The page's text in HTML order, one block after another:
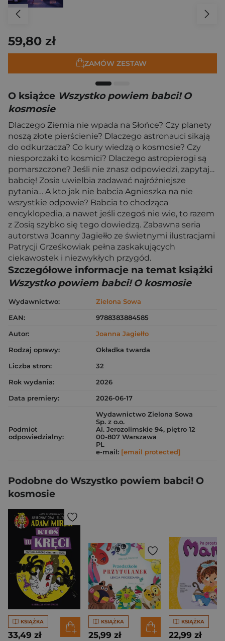
59,80 zł
ZAMÓW ZESTAW
O książce Wszystko powiem babci! O
kosmosie
Dlaczego Ziemia nie wpada na Słońce? Czy planety
noszą złote pierścienie? Dlaczego astronauci sikają
do odkurzacza? Co kury wiedzą o kosmosie? Czy
niesporczaki to kosmici? Dlaczego astropierogi są
pomarszczone? Jeśli nie znasz odpowiedzi, zapytaj…
babcię! Zosia uwielbia zadawać najróżniejsze
pytania… A kto jak nie babcia Agnieszka na nie
wszystkie odpowie? Babcia to chodząca
encyklopedia, a nawet jeśli czegoś nie wie, to razem
z Zosią szybko się tego dowiedzą. Zabawna seria
autorstwa Joanny Jagiełło ze świetnymi ilustracjami
Patrycji Grześkowiak pełna zaskakujących
ciekawostek i niezwykłych przygód.
Szczegółowe informacje na temat książki
Wszystko powiem babci! O kosmosie
Wydawnictwo:
Zielona Sowa
EAN:
9788383884585
Autor:
Joanna Jagiełło
Rodzaj oprawy:
Okładka twarda
Liczba stron:
32
Rok wydania:
2026
Data premiery:
2026-06-17
Podmiot
odpowiedzialny:
Wydawnictwo Zielona Sowa
Sp. z o.o.
Al. Jerozolimskie 94, piętro 12
00-807 Warszawa
PL
e-mail: [email protected]
Podobne do Wszystko powiem babci! O
kosmosie
KSIĄŻKA
33,49 zł
KSIĄŻKA
25,99 zł
KSIĄŻKA
22,99 zł